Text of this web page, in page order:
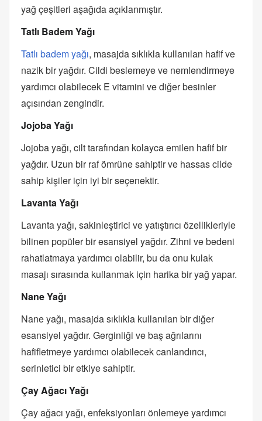
yağ çeşitleri aşağıda açıklanmıştır.
Tatlı Badem Yağı
Tatlı badem yağı, masajda sıklıkla kullanılan hafif ve
nazik bir yağdır. Cildi beslemeye ve nemlendirmeye
yardımcı olabilecek E vitamini ve diğer besinler
açısından zengindir.
Jojoba Yağı
Jojoba yağı, cilt tarafından kolayca emilen hafif bir
yağdır. Uzun bir raf ömrüne sahiptir ve hassas cilde
sahip kişiler için iyi bir seçenektir.
Lavanta Yağı
Lavanta yağı, sakinleştirici ve yatıştırıcı özellikleriyle
bilinen popüler bir esansiyel yağdır. Zihni ve bedeni
rahatlatmaya yardımcı olabilir, bu da onu kulak
masajı sırasında kullanmak için harika bir yağ yapar.
Nane Yağı
Nane yağı, masajda sıklıkla kullanılan bir diğer
esansiyel yağdır. Gerginliği ve baş ağrılarını
hafifletmeye yardımcı olabilecek canlandırıcı,
serinletici bir etkiye sahiptir.
Çay Ağacı Yağı
Çay ağacı yağı, enfeksiyonları önlemeye yardımcı